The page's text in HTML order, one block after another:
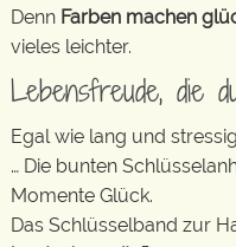
Denn Farben machen
vieles leichter.
Lebensfreude, die
Egal wie lang und
… Die bunten
Momente Glück.
Das Schlüsselband zur